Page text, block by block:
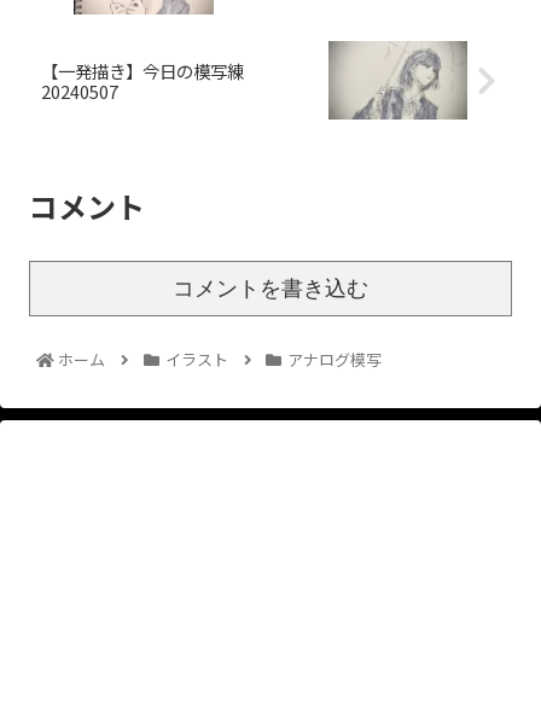
【一発描き】今日の模写練
20240507
コメント
コメントを書き込む
ホーム イラスト アナログ模写